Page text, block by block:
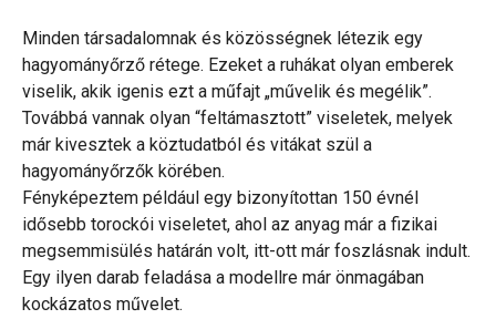
Minden társadalomnak és közösségnek létezik egy
hagyományőrző rétege. Ezeket a ruhákat olyan emberek
viselik, akik igenis ezt a műfajt „művelik és megélik”.
Továbbá vannak olyan “feltámasztott” viseletek, melyek
már kivesztek a köztudatból és vitákat szül a
hagyományőrzők körében.
Fényképeztem például egy bizonyítottan 150 évnél
idősebb torockói viseletet, ahol az anyag már a fizikai
megsemmisülés határán volt, itt-ott már foszlásnak indult.
Egy ilyen darab feladása a modellre már önmagában
kockázatos művelet.